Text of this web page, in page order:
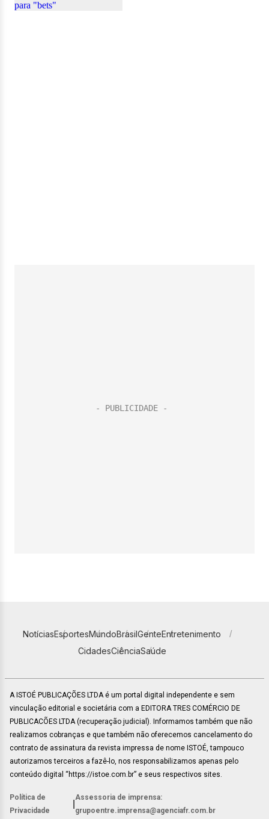
NotíciasEsportesMundoBrasilGenteEntretenimento
CidadesCiênciaSaúde
A ISTOÉ PUBLICAÇÕES LTDA é um portal digital independente e sem
vinculação editorial e societária com a EDITORA TRES COMÉRCIO DE
PUBLICACÕES LTDA (recuperação judicial). Informamos também que não
realizamos cobranças e que também não oferecemos cancelamento do
contrato de assinatura da revista impressa de nome ISTOÉ, tampouco
autorizamos terceiros a fazê-lo, nos responsabilizamos apenas pelo
conteúdo digital “https://istoe.com.br” e seus respectivos sites.
Política de
Privacidade
Assessoria de imprensa:
grupoentre.imprensa@agenciafr.com.br